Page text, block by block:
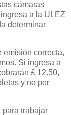
cámaras
a la ULEZ
determinar
emisión correcta,
Si ingresa a
£ 12.50,
y no por
para trabajar